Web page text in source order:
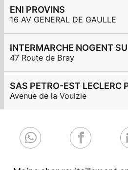
ENI PROVINS
16 AV GENERAL DE GAULLE
INTERMARCHE NOGENT
47 Route de Bray
Avenue de la Voulzie